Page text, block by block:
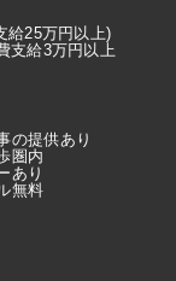
給25万円以上)
支給3万円以上
の提供あり
圏内
あり
無料